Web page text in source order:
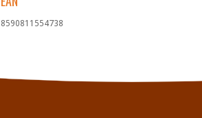
8590811554738